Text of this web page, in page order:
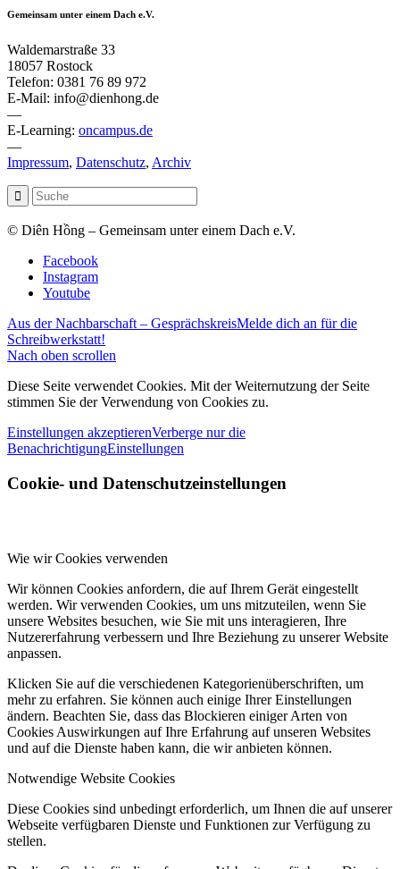
Gemeinsam unter einem Dach e.V.
Waldemarstraße 33
18057 Rostock
Telefon: 0381 76 89 972
E-Mail: info@dienhong.de
—
E-Learning: oncampus.de
—
Impressum, Datenschutz, Archiv
© Diên Hồng – Gemeinsam unter einem Dach e.V.
Facebook
Instagram
Youtube
Aus der Nachbarschaft – GesprächskreisMelde dich an für die
Schreibwerkstatt!
Nach oben scrollen
Diese Seite verwendet Cookies. Mit der Weiternutzung der Seite
stimmen Sie der Verwendung von Cookies zu.
Einstellungen akzeptierenVerberge nur die
BenachrichtigungEinstellungen
Cookie- und Datenschutzeinstellungen
Wie wir Cookies verwenden
Wir können Cookies anfordern, die auf Ihrem Gerät eingestellt
werden. Wir verwenden Cookies, um uns mitzuteilen, wenn Sie
unsere Websites besuchen, wie Sie mit uns interagieren, Ihre
Nutzererfahrung verbessern und Ihre Beziehung zu unserer Website
anpassen.
Klicken Sie auf die verschiedenen Kategorienüberschriften, um
mehr zu erfahren. Sie können auch einige Ihrer Einstellungen
ändern. Beachten Sie, dass das Blockieren einiger Arten von
Cookies Auswirkungen auf Ihre Erfahrung auf unseren Websites
und auf die Dienste haben kann, die wir anbieten können.
Notwendige Website Cookies
Diese Cookies sind unbedingt erforderlich, um Ihnen die auf unserer
Webseite verfügbaren Dienste und Funktionen zur Verfügung zu
stellen.